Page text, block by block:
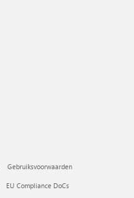
Gebruiksvoorwaarden
EU Compliance DoCs